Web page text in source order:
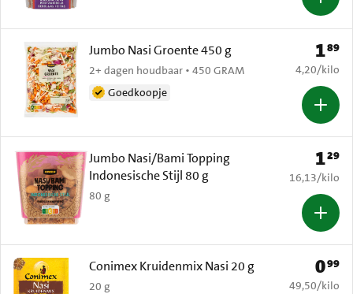
Jumbo Nasi Groente 450 g
2+ dagen houdbaar • 450 GRAM
Goedkoopje
Prijs:
189
€ 4,20 per
4,20/kilo
Jumbo Nasi/Bami Topping
Indonesische Stijl 80 g
80 g
Prijs:
129
€ 16,13 per
16,13/kilo
Conimex Kruidenmix Nasi 20 g
20 g
Prijs:
099
€ 49,50 per
49,50/kilo